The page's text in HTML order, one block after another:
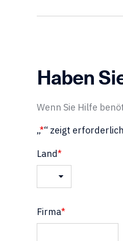
Haben
Wenn Sie Hilfe
„*“ zeigt
Land*
Firma*